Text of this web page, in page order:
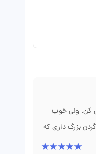
کن. ولی خوب
بزرگ داری که
دیگه بیحسی